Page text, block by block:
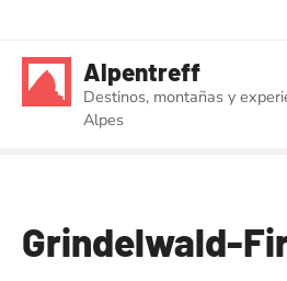
Alpentreff
Destinos, montañas y
Alpes
Grindelwald-